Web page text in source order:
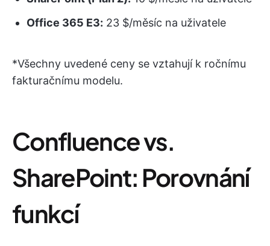
Office 365 E3: 23 $/měsíc na uživatele
*Všechny uvedené ceny se vztahují k ročnímu
fakturačnímu modelu.
Confluence vs.
SharePoint: Porovnání
funkcí